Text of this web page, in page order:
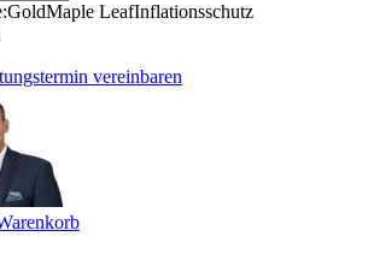
GoldMaple LeafInflationsschutz
vereinbaren